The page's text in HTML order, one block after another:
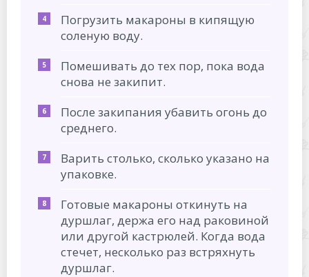
Погрузить макароны в кипящую
соленую воду.
Помешивать до тех пор, пока вода
снова не закипит.
После закипания убавить огонь до
среднего.
Варить столько, сколько указано на
упаковке.
Готовые макароны откинуть на
дуршлаг, держа его над раковиной
или другой кастрюлей. Когда вода
стечет, несколько раз встряхнуть
дуршлаг.